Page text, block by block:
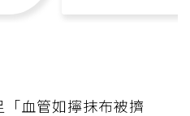
「血管如擰抹布被擠